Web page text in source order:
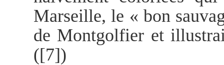
Marseille, le « bon
de Montgolfier et
([7])